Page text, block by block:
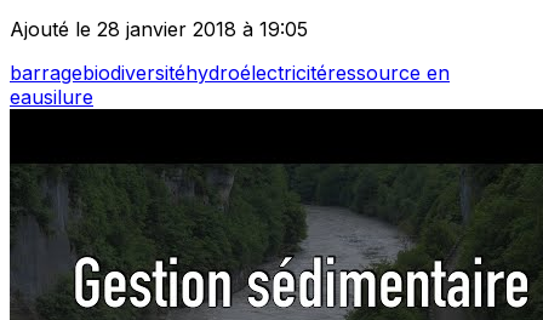
Ajouté le 28 janvier 2018 à 19:05
barragebiodiversitéhydroélectricitéressource en
eausilure